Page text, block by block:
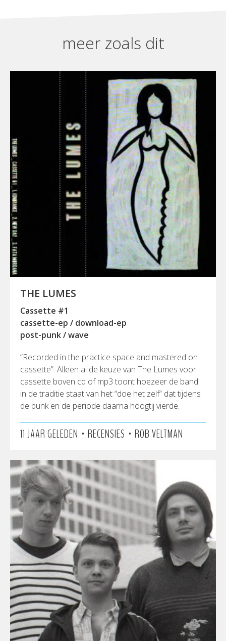
meer zoals dit
THE LUMES
Cassette #1
cassette-ep / download-ep
post-punk / wave
“Recorded in the practice space and mastered on
cassette”. Alleen al de keuze van The Lumes voor
cassette boven cd of mp3 toont hoezeer de band
in de traditie staat van het “doe het zelf” dat tijdens
de punk en de periode daarna hoogtij vierde.
11 JAAR GELEDEN • RECENSIES • ROB VELTMAN